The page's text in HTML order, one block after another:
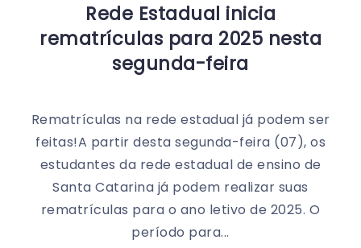
Rede Estadual inicia
rematrículas para 2025 nesta
segunda-feira
Rematrículas na rede estadual já podem ser
feitas!A partir desta segunda-feira (07), os
estudantes da rede estadual de ensino de
Santa Catarina já podem realizar suas
rematrículas para o ano letivo de 2025. O
período para...